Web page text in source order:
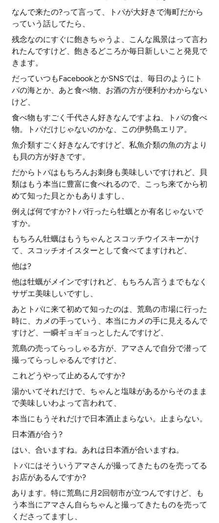
なんで来たの?って言って、トバが大好きで海町だから
っていう話してたら、
残念なのにすぐに飽きちゃうよ、こんな風景はって言わ
れたんですけど、飽きるどころか毎日新しいこと発見で
きます。
だっていつもFacebookとかSNSでは、毎日のようにト
バの海とか、あと食べ物、お酒の方が便利かわからない
けど、
食べ物もすごく千代さん好きなんですよね、トバの食べ
物。トバだけじゃないのかな、この伊勢島エリア。
魚介類すごく好きなんですけど、私魚介類の魚の方より
も貝の方が好きです。
だからトバはもちろんお刺身も美味しいですけれど、貝
類はもう本当に豊富に食べれるので、こっち来てから初
めて知った貝とかもありますし、
例えば何ですか?トバ行ったら牡蠣とか有名じゃないで
すか。
もちろん牡蠣はもうちゃんとスコッチウイスキーかけ
て、スコッチオイスターとして食べてますけれど、
他は?
他は牡蠣がメインですけれど、もちろん言うまでもなく
サザエ美味しいですし、
あとトバに来て初めて知ったのは、荒島の市場に行った
時に、カメの手っていう、本当にカメの手に見えるんで
すけど、一瞬ギョギョっとしたんですけど、
荒島の売ってらっしゃる方が、アマさんで自分で潜って
撮ってらっしゃるんですけど、
これどうやって止めるんですか?
湯かいてそれだけで、ちゃんと塩味があるからそのまま
で美味しいわよって言われて、
本当にもうそれだけで日本酒止まらない。止まらない。
日本酒が合う?
はい、合いますね。あれは日本酒が合いますね。
トバにはそういうアマさんが撮ってきたものを売ってる
お店があるんですか?
あります。特に荒島に月2回朝市が立つんですけど、も
う本当にアマさん自らちゃんと撮ってきたものを売って
くださってますし、